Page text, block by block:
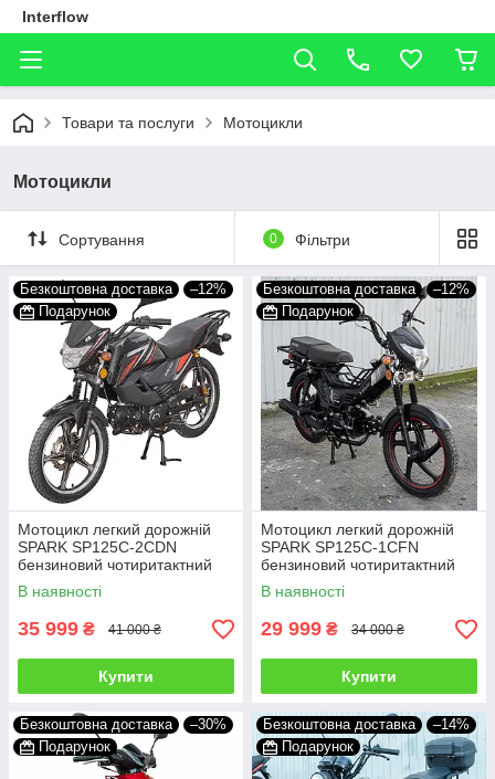
Interflow
Товари та послуги Мотоцикли
Мотоцикли
Сортування 0 Фільтри
Безкоштовна доставка
–12%
Подарунок
Мотоцикл легкий дорожній
SPARK SP125C-2CDN
бензиновий чотиритактний
двомісний 125 кубів 85 км/год
В наявності
35 999 ₴ 41 000 ₴
Купити
Безкоштовна доставка
–12%
Подарунок
Мотоцикл легкий дорожній
SPARK SP125C-1CFN
бензиновий чотиритактний
двомісний 125 кубів
В наявності
29 999 ₴ 34 000 ₴
Купити
Безкоштовна доставка
–30%
Подарунок
Безкоштовна доставка
–14%
Подарунок